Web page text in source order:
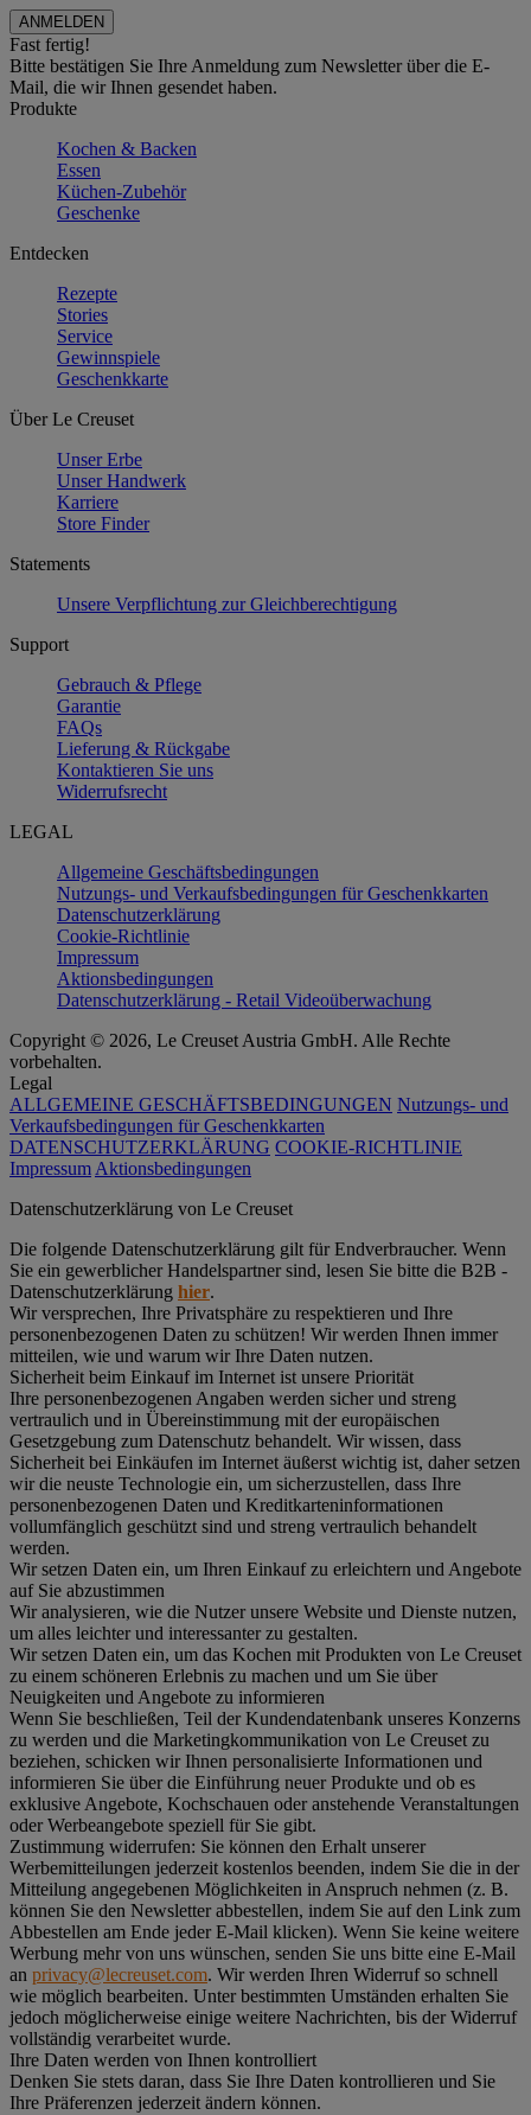
Fast fertig!
Bitte bestätigen Sie Ihre Anmeldung zum Newsletter über die E-
Mail, die wir Ihnen gesendet haben.
Produkte
Kochen & Backen
Essen
Küchen-Zubehör
Geschenke
Entdecken
Rezepte
Stories
Service
Gewinnspiele
Geschenkkarte
Über Le Creuset
Unser Erbe
Unser Handwerk
Karriere
Store Finder
Statements
Unsere Verpflichtung zur Gleichberechtigung
Support
Gebrauch & Pflege
Garantie
FAQs
Lieferung & Rückgabe
Kontaktieren Sie uns
Widerrufsrecht
LEGAL
Allgemeine Geschäftsbedingungen
Nutzungs- und Verkaufsbedingungen für Geschenkkarten
Datenschutzerklärung
Cookie-Richtlinie
Impressum
Aktionsbedingungen
Datenschutzerklärung - Retail Videoüberwachung
Copyright © 2026, Le Creuset Austria GmbH. Alle Rechte
vorbehalten.
Legal
ALLGEMEINE GESCHÄFTSBEDINGUNGEN Nutzungs- und
Verkaufsbedingungen für Geschenkkarten
DATENSCHUTZERKLÄRUNG COOKIE-RICHTLINIE
Impressum Aktionsbedingungen
Datenschutz­erklärung von Le Creuset
Die folgende Datenschutzerklärung gilt für Endverbraucher. Wenn
Sie ein gewerblicher Handelspartner sind, lesen Sie bitte die B2B -
Datenschutzerklärung hier.
Wir versprechen, Ihre Privatsphäre zu respektieren und Ihre
personenbezogenen Daten zu schützen! Wir werden Ihnen immer
mitteilen, wie und warum wir Ihre Daten nutzen.
Sicherheit beim Einkauf im Internet ist unsere Priorität
Ihre personenbezogenen Angaben werden sicher und streng
vertraulich und in Übereinstimmung mit der europäischen
Gesetzgebung zum Datenschutz behandelt. Wir wissen, dass
Sicherheit bei Einkäufen im Internet äußerst wichtig ist, daher setzen
wir die neuste Technologie ein, um sicherzustellen, dass Ihre
personenbezogenen Daten und Kreditkarteninformationen
vollumfänglich geschützt sind und streng vertraulich behandelt
werden.
Wir setzen Daten ein, um Ihren Einkauf zu erleichtern und Angebote
auf Sie abzustimmen
Wir analysieren, wie die Nutzer unsere Website und Dienste nutzen,
um alles leichter und interessanter zu gestalten.
Wir setzen Daten ein, um das Kochen mit Produkten von Le Creuset
zu einem schöneren Erlebnis zu machen und um Sie über
Neuigkeiten und Angebote zu informieren
Wenn Sie beschließen, Teil der Kundendatenbank unseres Konzerns
zu werden und die Marketingkommunikation von Le Creuset zu
beziehen, schicken wir Ihnen personalisierte Informationen und
informieren Sie über die Einführung neuer Produkte und ob es
exklusive Angebote, Kochschauen oder anstehende Veranstaltungen
oder Werbeangebote speziell für Sie gibt.
Zustimmung widerrufen: Sie können den Erhalt unserer
Werbemitteilungen jederzeit kostenlos beenden, indem Sie die in der
Mitteilung angegebenen Möglichkeiten in Anspruch nehmen (z. B.
können Sie den Newsletter abbestellen, indem Sie auf den Link zum
Abbestellen am Ende jeder E-Mail klicken). Wenn Sie keine weitere
Werbung mehr von uns wünschen, senden Sie uns bitte eine E-Mail
an privacy@lecreuset.com. Wir werden Ihren Widerruf so schnell
wie möglich bearbeiten. Unter bestimmten Umständen erhalten Sie
jedoch möglicherweise einige weitere Nachrichten, bis der Widerruf
vollständig verarbeitet wurde.
Ihre Daten werden von Ihnen kontrolliert
Denken Sie stets daran, dass Sie Ihre Daten kontrollieren und Sie
Ihre Präferenzen jederzeit ändern können.